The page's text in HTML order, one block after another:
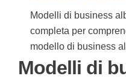
Modelli di business
completa per
modello di business
Modelli di